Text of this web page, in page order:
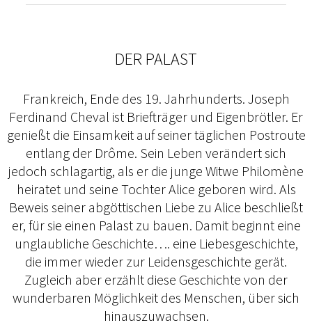
DER PALAST
Frankreich, Ende des 19. Jahrhunderts. Joseph
Ferdinand Cheval ist Briefträger und Eigenbrötler. Er
genießt die Einsamkeit auf seiner täglichen Postroute
entlang der Drôme. Sein Leben verändert sich
jedoch schlagartig, als er die junge Witwe Philomène
heiratet und seine Tochter Alice geboren wird. Als
Beweis seiner abgöttischen Liebe zu Alice beschließt
er, für sie einen Palast zu bauen. Damit beginnt eine
unglaubliche Geschichte…. eine Liebesgeschichte,
die immer wieder zur Leidensgeschichte gerät.
Zugleich aber erzählt diese Geschichte von der
wunderbaren Möglichkeit des Menschen, über sich
hinauszuwachsen.